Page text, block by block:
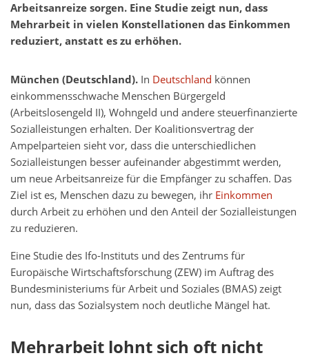
Arbeitsanreize sorgen. Eine Studie zeigt nun, dass
Mehrarbeit in vielen Konstellationen das Einkommen
reduziert, anstatt es zu erhöhen.
München (Deutschland). In Deutschland können
einkommensschwache Menschen Bürgergeld
(Arbeitslosengeld II), Wohngeld und andere steuerfinanzierte
Sozialleistungen erhalten. Der Koalitionsvertrag der
Ampelparteien sieht vor, dass die unterschiedlichen
Sozialleistungen besser aufeinander abgestimmt werden,
um neue Arbeitsanreize für die Empfänger zu schaffen. Das
Ziel ist es, Menschen dazu zu bewegen, ihr Einkommen
durch Arbeit zu erhöhen und den Anteil der Sozialleistungen
zu reduzieren.
Eine Studie des Ifo-Instituts und des Zentrums für
Europäische Wirtschaftsforschung (ZEW) im Auftrag des
Bundesministeriums für Arbeit und Soziales (BMAS) zeigt
nun, dass das Sozialsystem noch deutliche Mängel hat.
Mehrarbeit lohnt sich oft nicht